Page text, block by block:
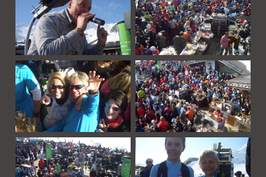
Die Hochalm
Gastgeber & Team
Events & Aktuelles